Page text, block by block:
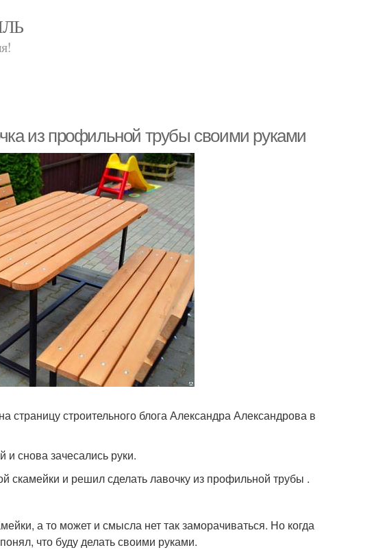
из профильной трубы своими руками
строительного блога Александра Александрова в
снова зачесались руки.
скамейки и решил сделать лавочку из профильной трубы .
а то может и смысла нет так заморачиваться. Но когда
что буду делать своими руками.